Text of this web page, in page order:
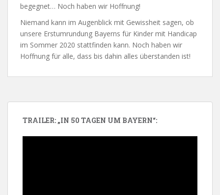
begegnet… Noch haben wir Hoffnung!
Niemand kann im Augenblick mit Gewissheit sagen, ob
unsere Erstumrundung Bayerns für Kinder mit Handicap
im Sommer 2020 stattfinden kann. Noch haben wir
Hoffnung für alle, dass bis dahin alles überstanden ist!
TRAILER: „IN 50 TAGEN UM BAYERN“: